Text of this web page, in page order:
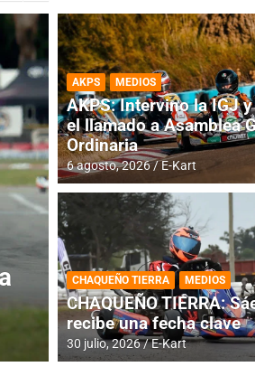
DESTACADA INFORME CENTRAL
RMC BUENOS
histórica en
4 agosto, 2026 E-Kart
AKPS MEDIOS
AKPS: Intervino la IGJ
el llamado a Asamblea
Ordinaria
6 agosto, 2026 E-Kart
CHAQUEÑO TIERRA MEDIOS
CHAQUEÑO TIERRA:
recibe una fecha clave
30 julio, 2026 E-Kart